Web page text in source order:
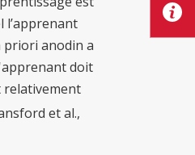
l’apprenant
priori anodin a
doit
relativement
et al.,